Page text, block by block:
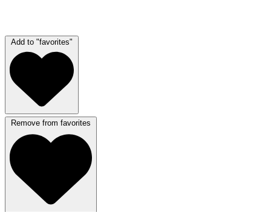
Add to "favorites"
Remove from favorites